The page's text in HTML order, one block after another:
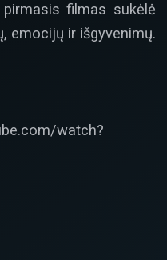
filmas sukėlė
emocijų ir išgyvenimų.
watch?